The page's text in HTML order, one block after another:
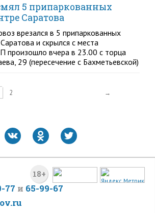
5 припаркованных
Саратова
врезался в 5 припаркованных
и скрылся с места
произошло вчера в 23.00 с торца
29 (пересечение с Бахметьевской)
2 →
18+
77 и 65-99-67